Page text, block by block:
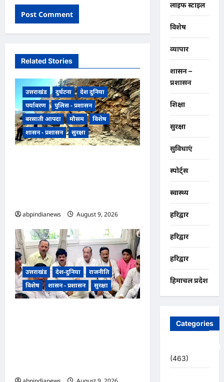
Related Stories
उत्तराखंड दुर्घटना
देश दुनिया
पर्यावरण
पुलिस - प्रशासन
बरसाती आपदा
मौसम
विशेष
शासन - प्रशासन
सुरक्षा
abpindianews August 9, 2026
उत्तराखंड देश-दुनिया
राजनीति
विशेष
शासन - प्रशासन सुरक्षा
लाइफ स्टाइल
विशेष
व्यापार
शासन –
प्रशासन
शिक्षा
सुरक्षा
सुविधाएं
स्पोर्ट्स
स्वास्थ्य
हरिद्वार
हरिद्वार
हरिद्वार
हिमाचल प्रदेश
Categories
(463)